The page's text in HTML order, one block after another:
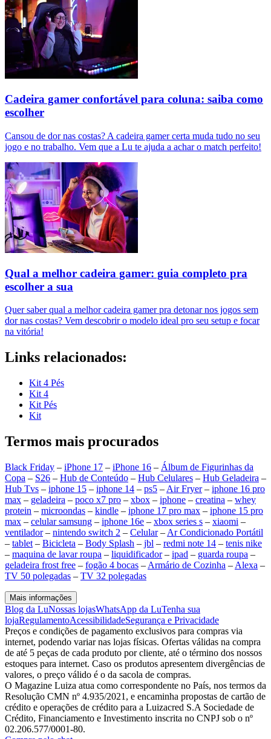
Cadeira gamer confortável para coluna: saiba como
escolher
Cansou de dor nas costas? A cadeira gamer certa muda tudo no seu
jogo e no trabalho. Vem que a Lu te ajuda a achar o match perfeito!
Qual a melhor cadeira gamer: guia completo pra
escolher a sua
Quer saber qual a melhor cadeira gamer pra detonar nos jogos sem
dor nas costas? Vem descobrir o modelo ideal pro seu setup e focar
na vitória!
Links relacionados:
Kit 4 Pés
Kit 4
Kit Pés
Kit
Termos mais procurados
Black Friday – iPhone 17 – iPhone 16 – Álbum de Figurinhas da
Copa – S26 – Hub de Conteúdo – Hub Celulares – Hub Geladeira –
Hub Tvs – iphone 15 – iphone 14 – ps5 – Air Fryer– iphone 16 pro
max – geladeira – poco x7 pro – xbox – iphone – creatina – whey
protein – microondas – kindle – iphone 17 pro max – iphone 15 pro
max – celular samsung – iphone 16e – xbox series s – xiaomi –
ventilador– nintendo switch 2 – Celular– Ar Condicionado Portátil
– tablet – Bicicleta – Body Splash – jbl – redmi note 14 – tenis nike
– maquina de lavar roupa – liquidificador– ipad – guarda roupa –
geladeira frost free – fogão 4 bocas – Armário de Cozinha – Alexa –
TV 50 polegadas – TV 32 polegadas
Mais informações
Blog da LuNossas lojasWhatsApp da LuTenha sua
lojaRegulamentoAcessibilidadeSegurança e Privacidade
Preços e condições de pagamento exclusivos para compras via
internet, podendo variar nas lojas físicas. Ofertas válidas na compra
de até 5 peças de cada produto por cliente, até o término dos nossos
estoques para internet. Caso os produtos apresentem divergências de
valores, o preço válido é o da sacola de compras.
O Magazine Luiza atua como correspondente no País, nos termos da
Resolução CMN nº 4.935/2021, e encaminha propostas de cartão de
crédito e operações de crédito para a Luizacred S.A Sociedade de
Crédito, Financiamento e Investimento inscrita no CNPJ sob o nº
02.206.577/0001-80.